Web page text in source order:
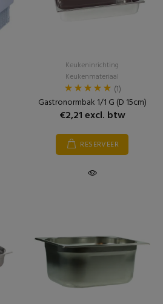
Keukeninrichting
Keukenmateriaal
(1)
Gastronormbak 1/1 G (D 15cm)
€2,21 excl. btw
RESERVEER